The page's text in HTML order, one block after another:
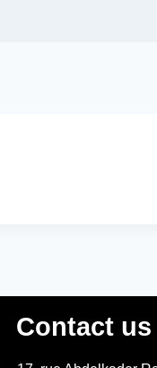
Contact us